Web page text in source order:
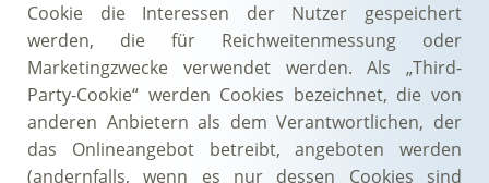
Cookie die Interessen der Nutzer gespeichert
werden, die für Reichweitenmessung oder
Marketingzwecke verwendet werden. Als „Third-
Party-Cookie“ werden Cookies bezeichnet, die von
anderen Anbietern als dem Verantwortlichen, der
das Onlineangebot betreibt, angeboten werden
(andernfalls, wenn es nur dessen Cookies sind